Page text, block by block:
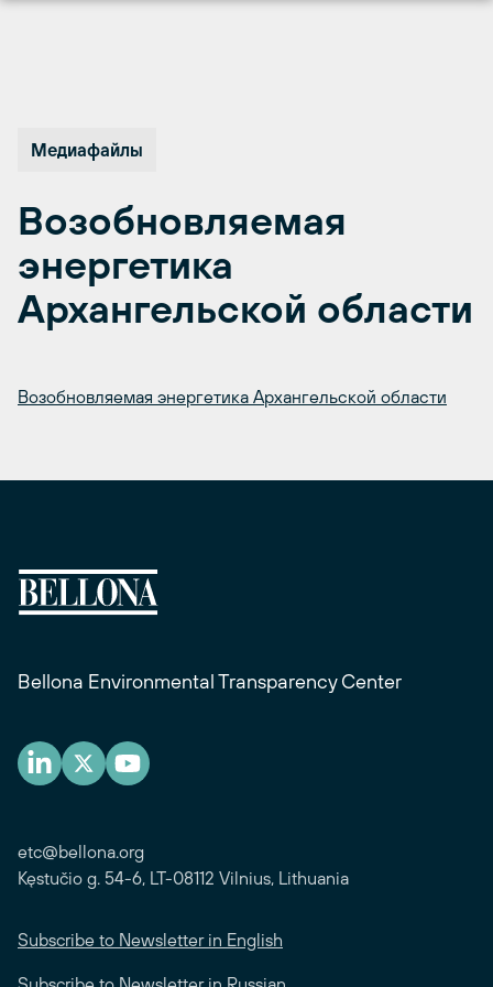
Медиафайлы
Возобновляемая
энергетика
Архангельской области
Возобновляемая энергетика Архангельской области
Bellona Environmental Transparency Center
etc@bellona.org
Kęstučio g. 54-6, LT-08112 Vilnius, Lithuania
Subscribe to Newsletter in English